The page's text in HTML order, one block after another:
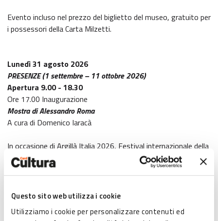
Questo sito web utilizza i cookie
Utilizziamo i cookie per personalizzare contenuti ed
Evento incluso nel prezzo del biglietto del museo, gratuito per
i possessori della Carta Milzetti.
Lunedì 31 agosto 2026
PRESENZE (1 settembre – 11 ottobre 2026)
Apertura 9.00 - 18.30
Ore 17.00 Inaugurazione
Mostra di Alessandro Roma
A cura di Domenico Iaracà
In occasione di Argillà Italia 2026, Festival internazionale della
ceramica, Palazzo Milzetti – Museo Nazionale dell’età
neoclassica in Romagna ospita Presenze, una mostra
il Museo Internazionale delle Ceramiche in Faenza.